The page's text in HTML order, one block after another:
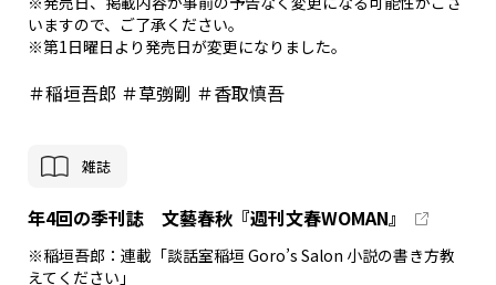
いますので、ご了承ください。
※第1日曜日より発売日が変更になりました。
＃稲垣吾郎 ＃草彅剛 ＃香取慎吾
雑誌
年4回の季刊誌 文藝春秋『週刊文春WOMAN』
※稲垣吾郎：連載「談話室稲垣 Goro’s Salon 小説の書き方教
えてください」